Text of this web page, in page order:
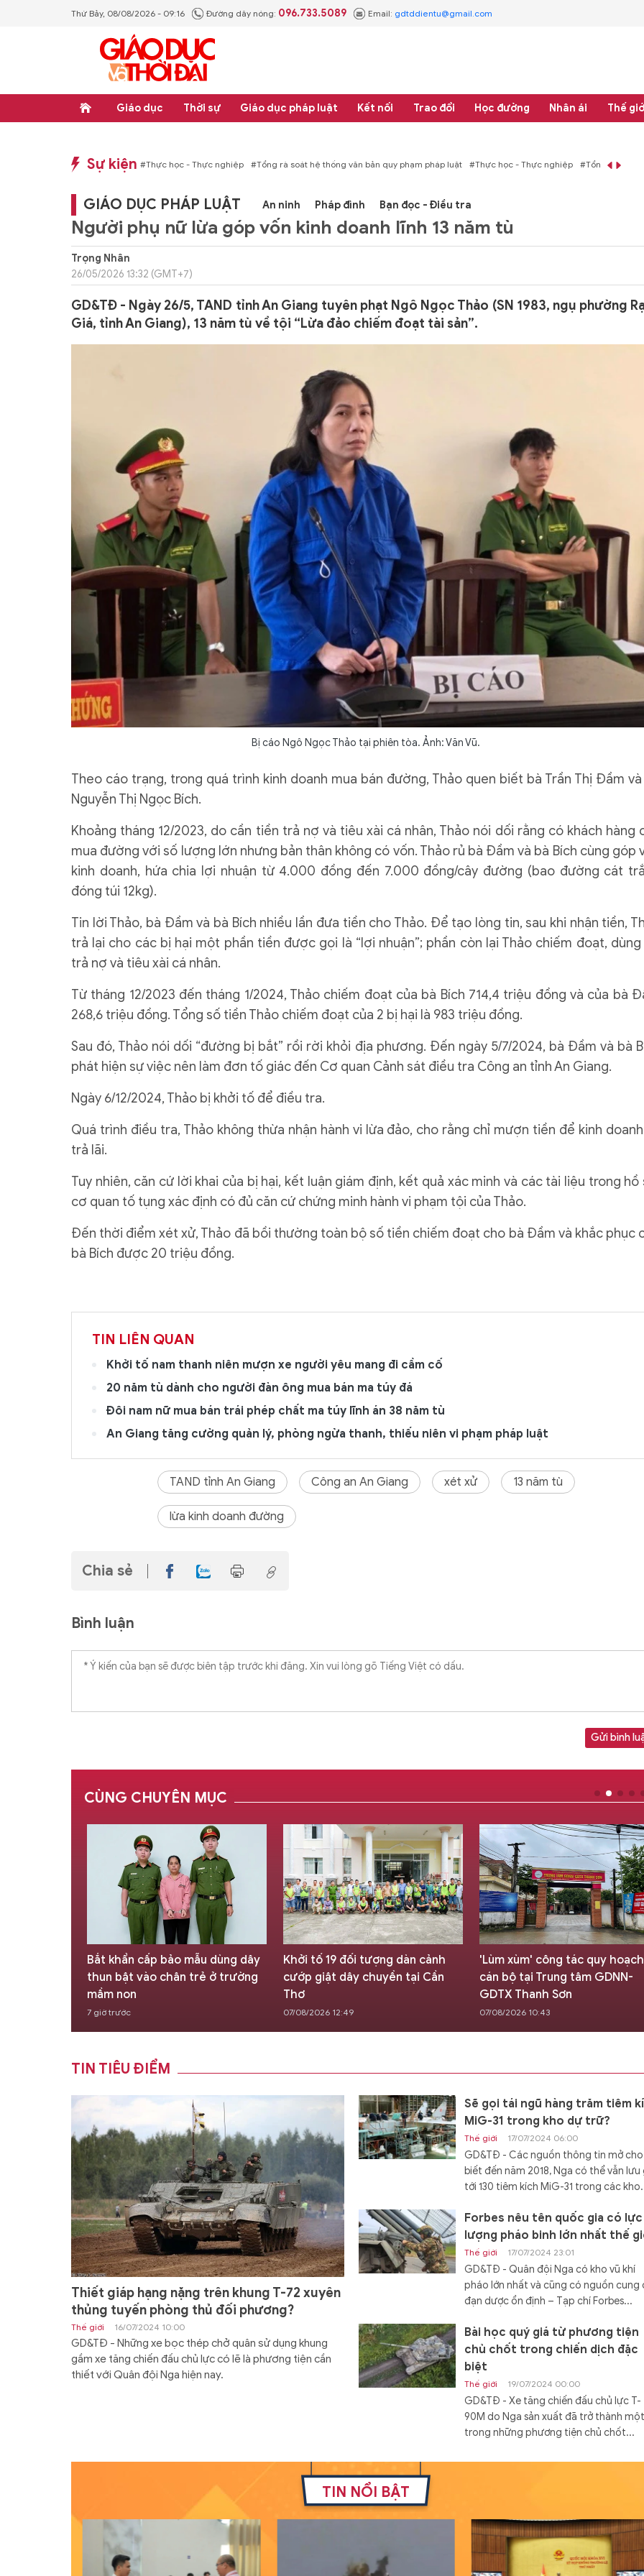
Thứ Bảy, 08/08/2026 - 09:16 Đường dây nóng: 096.733.5089 Email: gdtddientu@gmail.com
Giáo dục Thời sự Giáo dục pháp luật Kết nối Trao đổi Học đường Nhân ái Thế
Sự kiện
#Thực học - Thực nghiệp #Tổng rà soát hệ thống văn bản quy phạm pháp luật #Thực học - Thực nghiệp #Tổng rà soát hệ thống văn bản quy phạm
GIÁO DỤC PHÁP LUẬT An ninh Pháp đình Bạn đọc - Điều tra
Người phụ nữ lừa góp vốn kinh doanh lĩnh 13 năm tù
Trọng Nhân
26/05/2026 13:32 (GMT+7)
GD&TĐ - Ngày 26/5, TAND tỉnh An Giang tuyên phạt Ngô Ngọc Thảo (SN 1983, ngụ phường
Giá, tỉnh An Giang), 13 năm tù về tội “Lừa đảo chiếm đoạt tài sản”.
Bị cáo Ngô Ngọc Thảo tại phiên tòa. Ảnh: Văn Vũ.
Theo cáo trạng, trong quá trình kinh doanh mua bán đường, Thảo quen biết bà Trần Thị Đầm
Nguyễn Thị Ngọc Bích.
Khoảng tháng 12/2023, do cần tiền trả nợ và tiêu xài cá nhân, Thảo nói dối rằng có khách hàng
mua đường với số lượng lớn nhưng bản thân không có vốn. Thảo rủ bà Đầm và bà Bích cùng góp
kinh doanh, hứa chia lợi nhuận từ 4.000 đồng đến 7.000 đồng/cây đường (bao đường cát
đóng túi 12kg).
Tin lời Thảo, bà Đầm và bà Bích nhiều lần đưa tiền cho Thảo. Để tạo lòng tin, sau khi nhận tiền,
trả lại cho các bị hại một phần tiền được gọi là “lợi nhuận”; phần còn lại Thảo chiếm đoạt,
trả nợ và tiêu xài cá nhân.
Từ tháng 12/2023 đến tháng 1/2024, Thảo chiếm đoạt của bà Bích 714,4 triệu đồng và của bà
268,6 triệu đồng. Tổng số tiền Thảo chiếm đoạt của 2 bị hại là 983 triệu đồng.
Sau đó, Thảo nói dối “đường bị bắt” rồi rời khỏi địa phương. Đến ngày 5/7/2024, bà Đầm và bà
phát hiện sự việc nên làm đơn tố giác đến Cơ quan Cảnh sát điều tra Công an tỉnh An Giang.
Ngày 6/12/2024, Thảo bị khởi tố để điều tra.
Quá trình điều tra, Thảo không thừa nhận hành vi lừa đảo, cho rằng chỉ mượn tiền để kinh
trả lãi.
Tuy nhiên, căn cứ lời khai của bị hại, kết luận giám định, kết quả xác minh và các tài liệu trong hồ
cơ quan tố tụng xác định có đủ căn cứ chứng minh hành vi phạm tội của Thảo.
Đến thời điểm xét xử, Thảo đã bồi thường toàn bộ số tiền chiếm đoạt cho bà Đầm và khắc phục
bà Bích được 20 triệu đồng.
TIN LIÊN QUAN
Khởi tố nam thanh niên mượn xe người yêu mang đi cầm cố
20 năm tù dành cho người đàn ông mua bán ma túy đá
Đôi nam nữ mua bán trái phép chất ma túy lĩnh án 38 năm tù
An Giang tăng cường quản lý, phòng ngừa thanh, thiếu niên vi phạm pháp luật
TAND tỉnh An Giang Công an An Giang xét xử 13 năm tù
lừa kinh doanh đường
Chia sẻ
Bình luận
Gửi bình
CÙNG CHUYÊN MỤC
Bắt khẩn cấp bảo mẫu dùng dây
thun bật vào chân trẻ ở trường
mầm non
7 giờ trước
Khởi tố 19 đối tượng dàn cảnh
cướp giật dây chuyền tại Cần
Thơ
07/08/2026 12:49
'Lùm xùm' công tác quy hoạch
cán bộ tại Trung tâm GDNN-
GDTX Thanh Sơn
07/08/2026 10:43
TIN TIÊU ĐIỂM
Thiết giáp hạng nặng trên khung T-72 xuyên
thủng tuyến phòng thủ đối phương?
Thế giới 16/07/2024 10:00
GD&TĐ - Những xe bọc thép chở quân sử dụng khung
gầm xe tăng chiến đấu chủ lực có lẽ là phương tiện cần
thiết với Quân đội Nga hiện nay.
Sẽ gọi tái ngũ hàng trăm tiêm
MiG-31 trong kho dự trữ?
Thế giới 17/07/2024 06:00
GD&TĐ - Các nguồn thông tin mở cho
biết đến năm 2018, Nga có thể vẫn lưu
tới 130 tiêm kích MiG-31 trong các
Forbes nêu tên quốc gia có lực
lượng pháo binh lớn nhất thế
Thế giới 17/07/2024 23:01
GD&TĐ - Quân đội Nga có kho vũ khí
pháo lớn nhất và cũng có nguồn cung
đạn dược ổn định – Tạp chí Forbes...
Bài học quý giá từ phương tiện
chủ chốt trong chiến dịch đặc
biệt
Thế giới 19/07/2024 00:00
GD&TĐ - Xe tăng chiến đấu chủ lực T-
90M do Nga sản xuất đã trở thành một
trong những phương tiện chủ chốt...
Đóng hàng loạt tàu đổ bộ Dự
án 11711 mang lại khả năng tác chiến
hơn cho Hải quân Nga.
TIN NỔI BẬT